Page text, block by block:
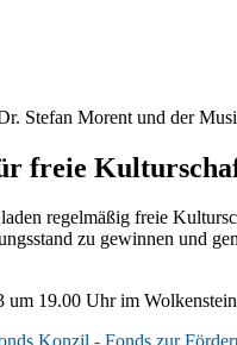
Stefan Morent und der
freie
regelmäßig freie
zu gewinnen und
um 19.00 Uhr im